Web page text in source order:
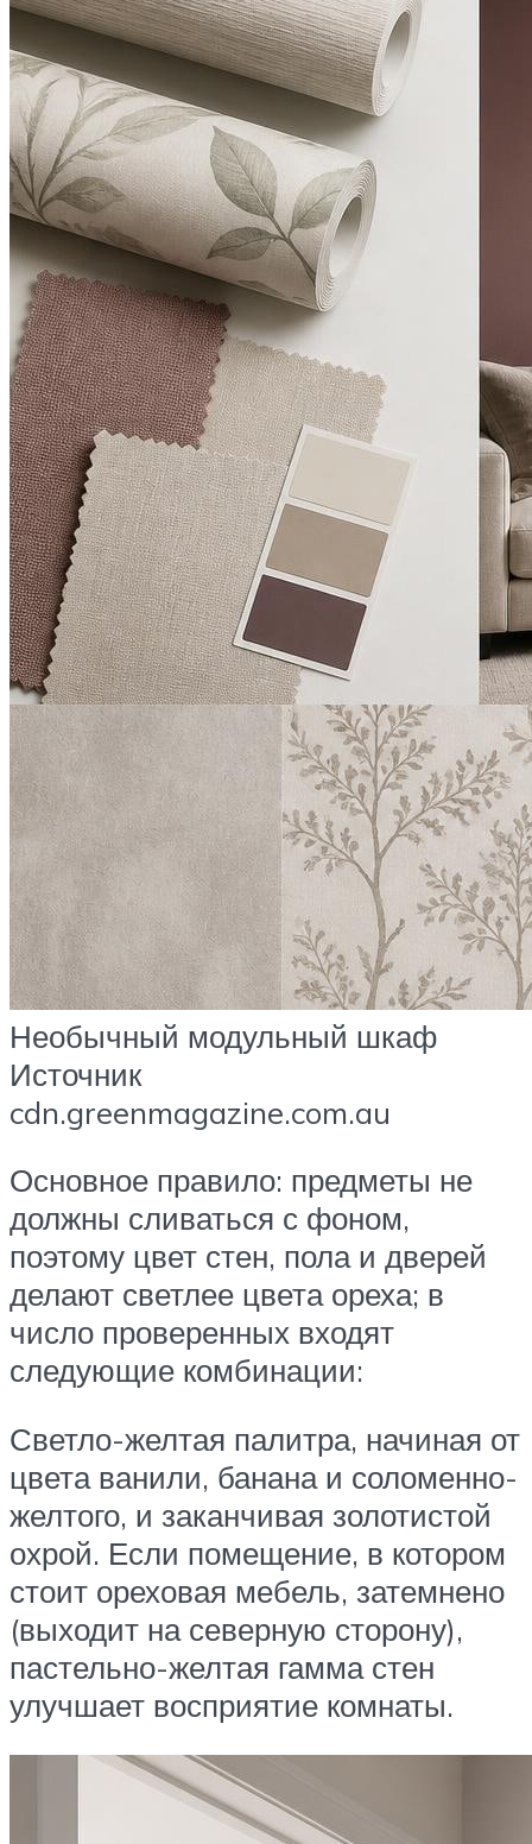
Необычный модульный шкаф
Источник
cdn.greenmagazine.com.au
Основное правило: предметы не
должны сливаться с фоном,
поэтому цвет стен, пола и дверей
делают светлее цвета ореха; в
число проверенных входят
следующие комбинации:
Светло-желтая палитра, начиная от
цвета ванили, банана и соломенно-
желтого, и заканчивая золотистой
охрой. Если помещение, в котором
стоит ореховая мебель, затемнено
(выходит на северную сторону),
пастельно-желтая гамма стен
улучшает восприятие комнаты.